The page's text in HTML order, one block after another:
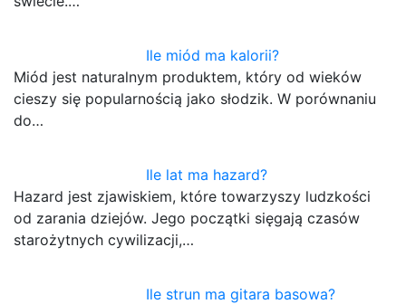
Ile miód ma kalorii?
Miód jest naturalnym produktem, który od wieków
cieszy się popularnością jako słodzik. W porównaniu
do…
Ile lat ma hazard?
Hazard jest zjawiskiem, które towarzyszy ludzkości
od zarania dziejów. Jego początki sięgają czasów
starożytnych cywilizacji,…
Ile strun ma gitara basowa?